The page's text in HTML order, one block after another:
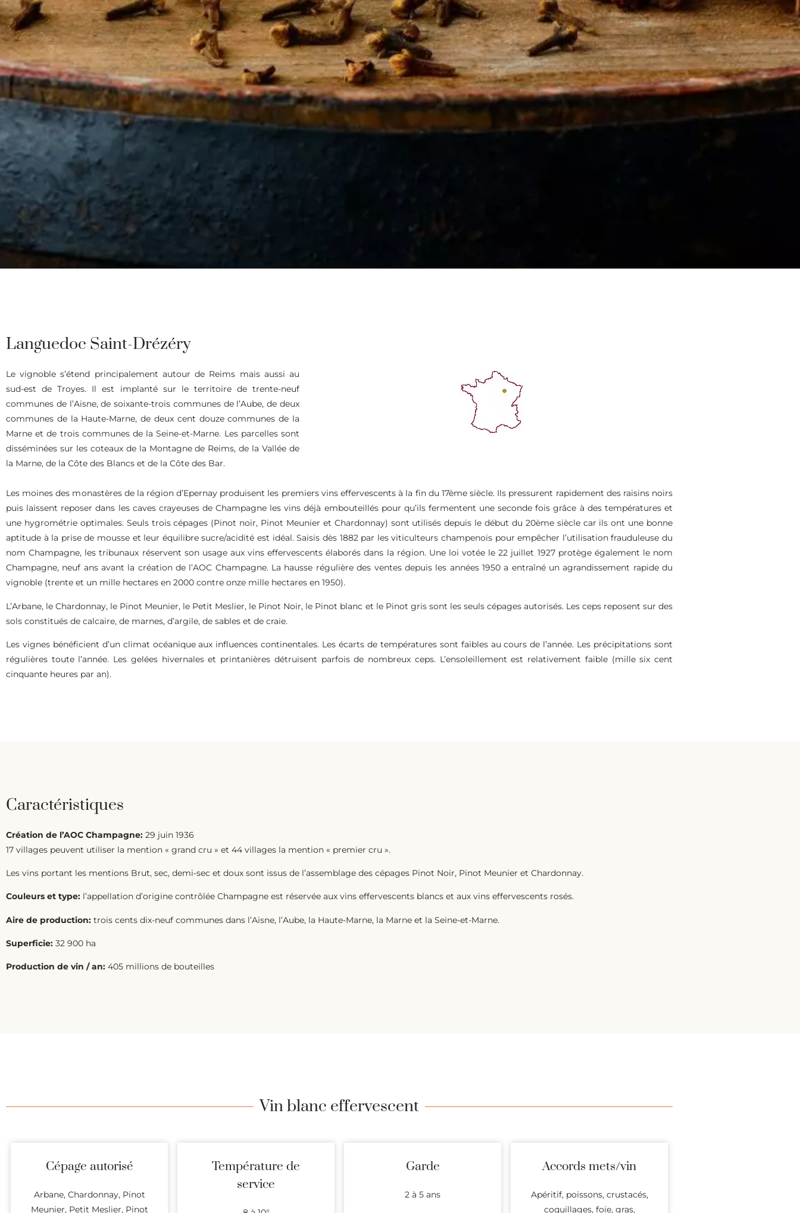
Languedoc Saint-Drézéry
Le vignoble s’étend principalement autour de Reims mais aussi au
sud-est de Troyes. Il est implanté sur le territoire de trente-neuf
communes de l’Aisne, de soixante-trois communes de l’Aube, de deux
communes de la Haute-Marne, de deux cent douze communes de la
Marne et de trois communes de la Seine-et-Marne. Les parcelles sont
disséminées sur les coteaux de la Montagne de Reims, de la Vallée de
la Marne, de la Côte des Blancs et de la Côte des Bar.
Les moines des monastères de la région d’Epernay produisent les premiers vins effervescents à la fin du 17ème siècle. Ils pressurent rapidement des raisins noirs
puis laissent reposer dans les caves crayeuses de Champagne les vins déjà embouteillés pour qu’ils fermentent une seconde fois grâce à des températures et
une hygrométrie optimales. Seuls trois cépages (Pinot noir, Pinot Meunier et Chardonnay) sont utilisés depuis le début du 20ème siècle car ils ont une bonne
aptitude à la prise de mousse et leur équilibre sucre/acidité est idéal. Saisis dès 1882 par les viticulteurs champenois pour empêcher l’utilisation frauduleuse du
nom Champagne, les tribunaux réservent son usage aux vins effervescents élaborés dans la région. Une loi votée le 22 juillet 1927 protège également le nom
Champagne, neuf ans avant la création de l’AOC Champagne. La hausse régulière des ventes depuis les années 1950 a entraîné un agrandissement rapide du
vignoble (trente et un mille hectares en 2000 contre onze mille hectares en 1950).
L’Arbane, le Chardonnay, le Pinot Meunier, le Petit Meslier, le Pinot Noir, le Pinot blanc et le Pinot gris sont les seuls cépages autorisés. Les ceps reposent sur des
sols constitués de calcaire, de marnes, d’argile, de sables et de craie.
Les vignes bénéficient d’un climat océanique aux influences continentales. Les écarts de températures sont faibles au cours de l’année. Les précipitations sont
régulières toute l’année. Les gelées hivernales et printanières détruisent parfois de nombreux ceps. L’ensoleillement est relativement faible (mille six cent
cinquante heures par an).
Caractéristiques
Création de l’AOC Champagne: 29 juin 1936
17 villages peuvent utiliser la mention « grand cru » et 44 villages la mention « premier cru ».
Les vins portant les mentions Brut, sec, demi-sec et doux sont issus de l’assemblage des cépages Pinot Noir, Pinot Meunier et Chardonnay.
Couleurs et type: l’appellation d’origine contrôlée Champagne est réservée aux vins effervescents blancs et aux vins effervescents rosés.
Aire de production: trois cents dix-neuf communes dans l’Aisne, l’Aube, la Haute-Marne, la Marne et la Seine-et-Marne.
Superficie: 32 900 ha
Production de vin / an: 405 millions de bouteilles
Vin blanc effervescent
Cépage autorisé
Arbane, Chardonnay, Pinot
Meunier, Petit Meslier, Pinot
Température de
service
Garde
2 à 5 ans
Accords mets/vin
Apéritif, poissons, crustacés,
coquillages, foie, gras,